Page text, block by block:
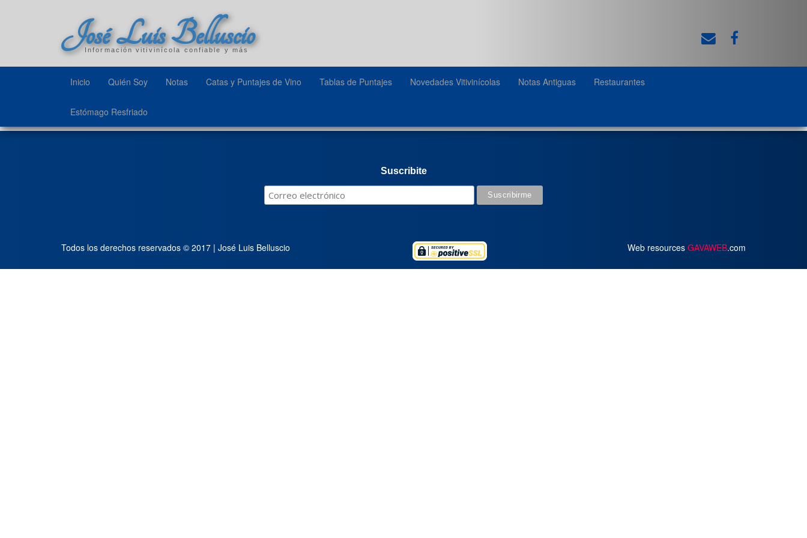
José Luis Belluscio
Información vitivinícola confiable y más
Inicio Quién Soy Notas Catas y Puntajes de Vino Tablas de Puntajes Novedades Vitivinícolas Notas Antiguas Restaurantes
Estómago Resfriado
Suscribite
Todos los derechos reservados © 2017 | José Luis Belluscio Web resources GAVAWEB.com